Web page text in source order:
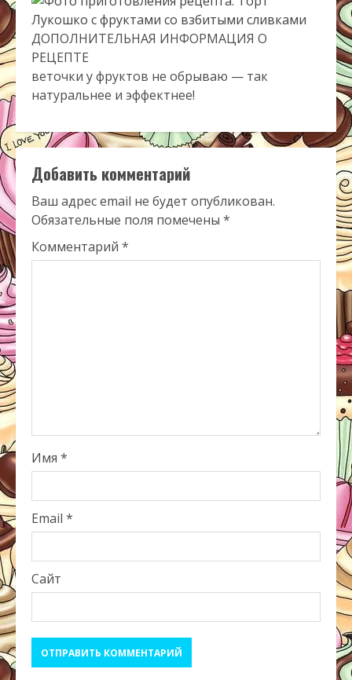
ДОПОЛНИТЕЛЬНАЯ ИНФОРМАЦИЯ О
РЕЦЕПТЕ
веточки у фруктов не обрываю — так
натуральнее и эффектнее!
Добавить комментарий
Ваш адрес email не будет опубликован.
Обязательные поля помечены *
Комментарий *
Имя *
Email *
Сайт